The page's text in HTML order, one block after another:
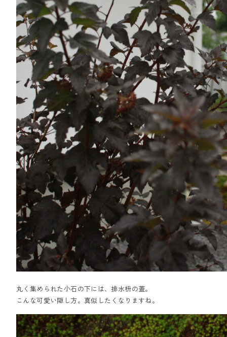
丸く集められた小石の下には、排水枡の蓋。
こんな可愛い隠し方。真似したくなりますね。